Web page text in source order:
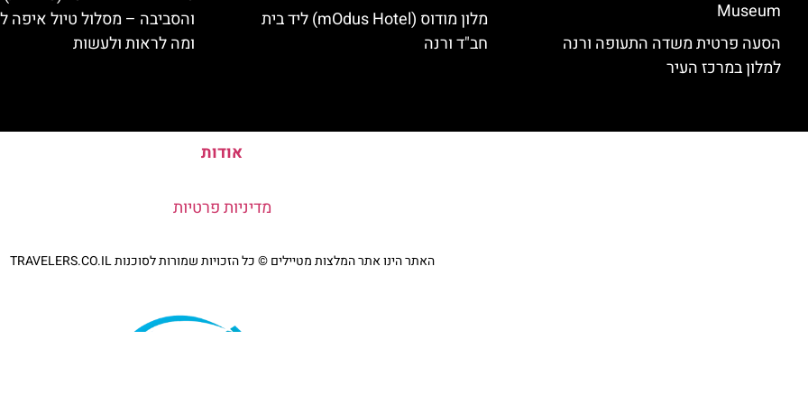
Museum
הסעה פרטית משדה התעופה ורנה
למלון במרכז העיר
מלון מודוס (mOdus Hotel) ליד בית
חב"ד ורנה
והסביבה – מסלול טיול איפה
ומה לראות ולעשות
אודות
מדיניות פרטיות
האתר הינו אתר המלצות מטיילים © כל הזכויות שמורות לסוכנות TRAVELERS.CO.IL